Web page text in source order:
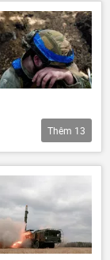
Thêm 13